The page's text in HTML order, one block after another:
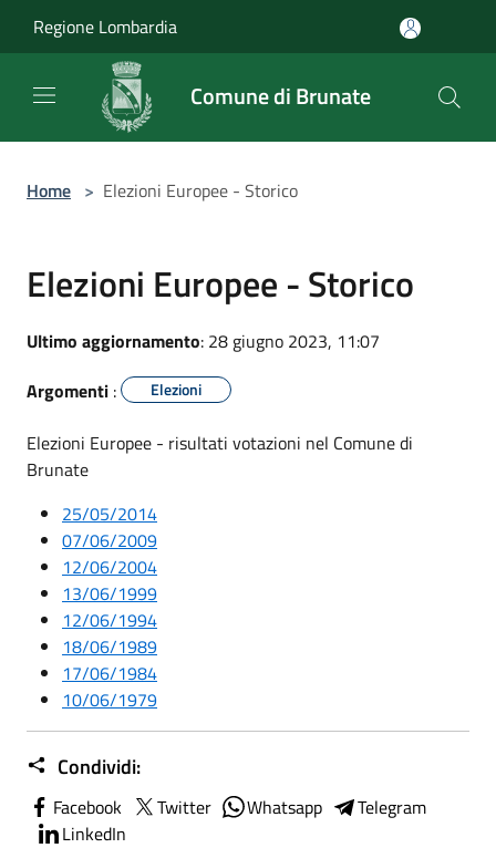
Regione Lombardia
Comune di Brunate
Home > Elezioni Europee - Storico
Elezioni Europee - Storico
Ultimo aggiornamento: 28 giugno 2023, 11:07
Argomenti : Elezioni
Elezioni Europee - risultati votazioni nel Comune di
Brunate
25/05/2014
07/06/2009
12/06/2004
13/06/1999
12/06/1994
18/06/1989
17/06/1984
10/06/1979
Condividi:
Facebook Twitter Whatsapp
Telegram
LinkedIn